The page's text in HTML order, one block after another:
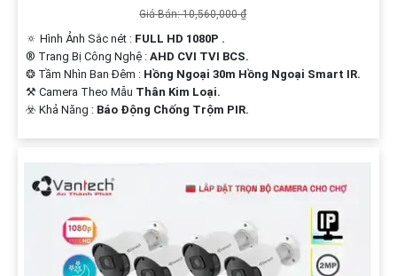
Giá Bán: 10,560,000 ₫
🔅 Hình Ảnh Sắc nét : FULL HD 1080P .
®️ Trang Bị Công Nghệ : AHD CVI TVI BCS.
❂ Tầm Nhìn Ban Đêm : Hồng Ngoại 30m Hồng Ngoại Smart IR.
⚒ Camera Theo Mẫu Thân Kim Loại.
️☣️ Khả Năng : Báo Động Chống Trộm PIR.